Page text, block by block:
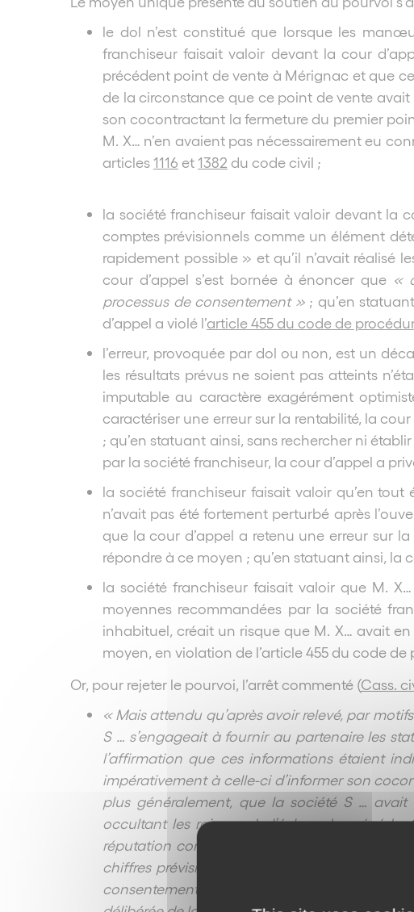
le dol n’est constitué que lorsque les
franchiseur faisait valoir devant la cour
précédent point de vente à Mérignac et que
de la circonstance que ce point de vente
son cocontractant la fermeture du premier
M. X… n’en avaient pas nécessairement eu
articles 1116 et 1382 du code civil ;
la société franchiseur faisait valoir devant la
comptes prévisionnels comme un élément
rapidement possible » et qu’il n’avait réalisé
cour d’appel s’est bornée à énoncer que «
processus de consentement »; qu’en
d’appel a violé l’article 455 du code de
l’erreur, provoquée par dol ou non, est un
les résultats prévus ne soient pas atteints
imputable au caractère exagérément
caractériser une erreur sur la rentabilité, la
; qu’en statuant ainsi, sans rechercher ni
par la société franchiseur, la cour d’appel a
la société franchiseur faisait valoir qu’en
n’avait pas été fortement perturbé après
que la cour d’appel a retenu une erreur sur
répondre à ce moyen ; qu’en statuant ainsi, la
la société franchiseur faisait valoir que M.
moyennes recommandées par la société
inhabituel, créait un risque que M. X… avait
moyen, en violation de l’article 455 du code de
Or, pour rejeter le pourvoi, l’arrêt commenté (Cass.
« Mais attendu qu’après avoir relevé, par
S … s’engageait à fournir au partenaire les
l’affirmation que ces informations étaient
impérativement à celle-ci d’informer son
plus généralement, que la société S … avait
occultant les raisons de l’échec du
réputation commerciale de l’enseigne, en
chiffres prévisionnels, le franchiseur a
consentement du franchisé et que les